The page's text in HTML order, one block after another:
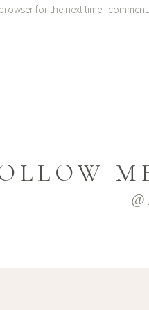
for the next time I comment.